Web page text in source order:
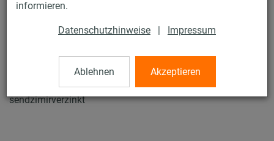
informieren.
Datenschutzhinweise | Impressum
Ablehnen Akzeptieren
MPR-Systemschienen
MPR-Systemschiene 41/41/2,5, Länge: 3.040 mm,
sendzimirverzinkt